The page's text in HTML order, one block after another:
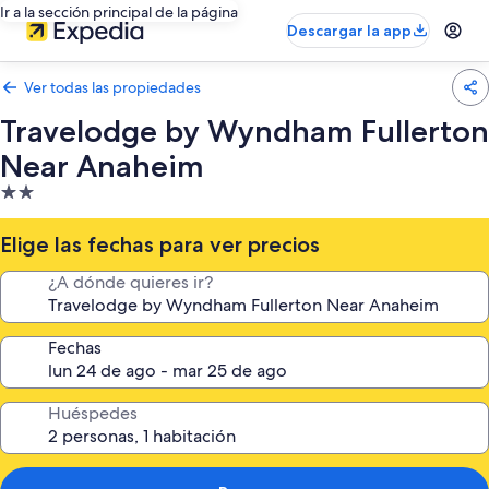
Ir a la sección principal de la página
Descargar la app
Ver todas las propiedades
Travelodge by Wyndham Fullerton
Near Anaheim
Propiedad
de
2.0
estrellas
Elige las fechas para ver precios
¿A dónde quieres ir?
Fechas
Huéspedes